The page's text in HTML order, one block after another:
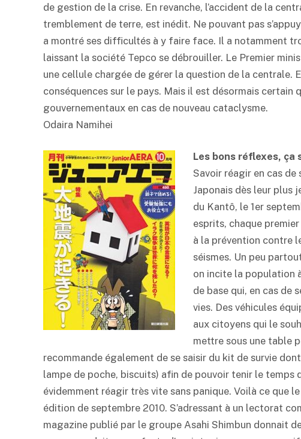
de gestion de la crise. En revanche, l’accident de la
tremblement de terre, est inédit. Ne pouvant pas
a montré ses difficultés à y faire face. Il a notamment
laissant la société Tepco se débrouiller. Le Premier
une cellule chargée de gérer la question de la centrale.
conséquences sur le pays. Mais il est désormais certain
gouvernementaux en cas de nouveau cataclysme.
Odaira Namihei
Les bons réflexes, ça
Savoir réagir en cas de
Japonais dès leur plus
du Kantô, le 1er
esprits, chaque
à la prévention contre
séismes. Un peu
on incite la population
de base qui, en cas de
vies. Des véhicules
aux citoyens qui le
mettre sous une table
recommande également de se saisir du kit de survie
lampe de poche, biscuits) afin de pouvoir tenir le temps
évidemment réagir très vite sans panique. Voilà ce que
édition de septembre 2010. S’adressant à un lectorat
magazine publié par le groupe Asahi Shimbun donnait